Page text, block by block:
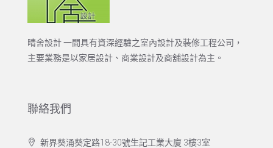
晴舍設計 一間具有資深經驗之室內設計及裝修工程公司，
主要業務是以家居設計、商業設計及商舖設計為主。
聯絡我們
新界葵涌葵定路18-30號生記工業大廈 3樓3室